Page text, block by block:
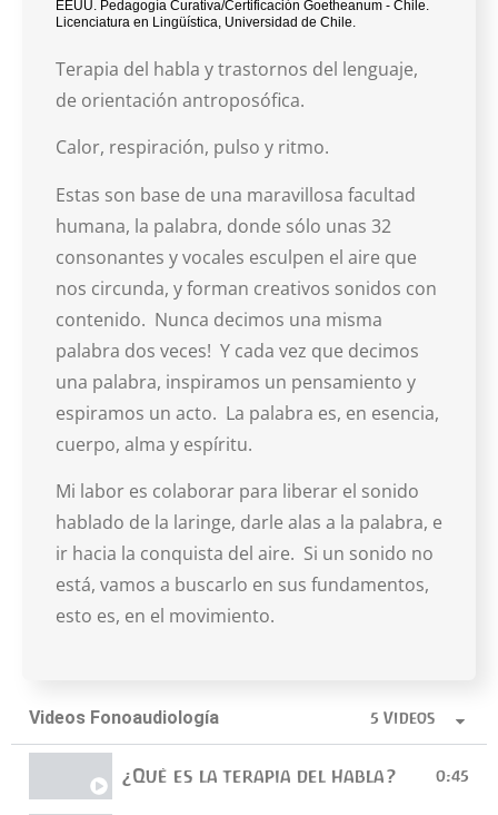
EEUU. Pedagogía Curativa/Certificación Goetheanum - Chile.
Licenciatura en Lingüística, Universidad de Chile.
Terapia del habla y trastornos del lenguaje,
de orientación antroposófica.
Calor, respiración, pulso y ritmo.
Estas son base de una maravillosa facultad
humana, la palabra, donde sólo unas 32
consonantes y vocales esculpen el aire que
nos circunda, y forman creativos sonidos con
contenido. Nunca decimos una misma
palabra dos veces! Y cada vez que decimos
una palabra, inspiramos un pensamiento y
espiramos un acto. La palabra es, en esencia,
cuerpo, alma y espíritu.
Mi labor es colaborar para liberar el sonido
hablado de la laringe, darle alas a la palabra, e
ir hacia la conquista del aire. Si un sonido no
está, vamos a buscarlo en sus fundamentos,
esto es, en el movimiento.
Videos Fonoaudiología 5 Videos
¿Qué es la terapia del habla? 0:45